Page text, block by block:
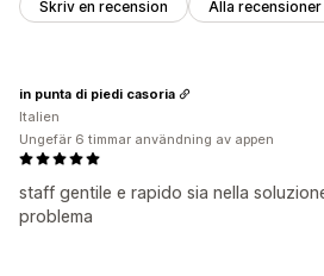
Skriv en recension Alla recensioner
staff gentile e rapido sia nella
problema
in punta di piedi casoria
Italien
Ungefär 6 timmar användning av appen